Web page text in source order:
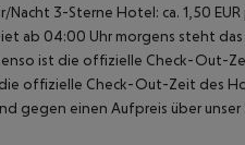
3-Sterne Hotel: ca. 1,50
ab 04:00 Uhr morgens steht
ist die offizielle Check-Out-
offizielle Check-Out-Zeit des
gegen einen Aufpreis über unser